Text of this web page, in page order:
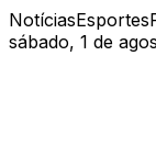
NotíciasEsportes
sábado, 1 de